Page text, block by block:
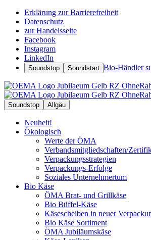
Erklärung zur Barrierefreiheit
Datenschutz
zur Handelsseite
Facebook
Instagram
LinkedIn
Soundstop Soundstart Bio-Händler
Soundstop Allgäu
Neuheit!
Ökologisch
Werte der ÖMA
Verbandsmitgliedschaften/
Verpackungsstrategien
Verpackungs-Erfolge
Soziales Unternehmertum
Bio Käse
ÖMA Brat- und Grillkäse
Bio Büffel-Käse
Käsescheiben in neuer
Bio Käse Sortiment
ÖMA Jubiläumskäse